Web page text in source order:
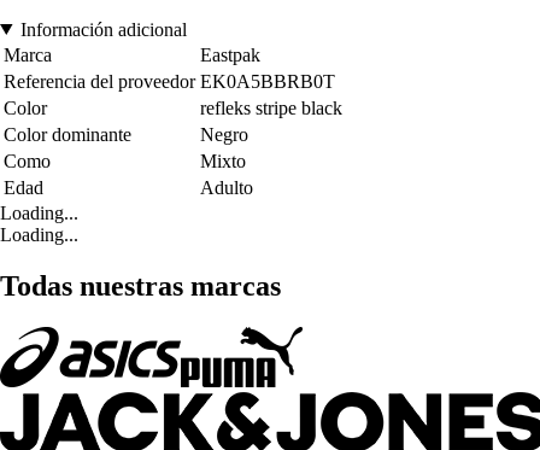
Información adicional
Marca
Eastpak
Referencia del proveedor EK0A5BBRB0T
Color
refleks stripe black
Color dominante
Negro
Como
Mixto
Edad
Adulto
Loading...
Loading...
Todas nuestras marcas